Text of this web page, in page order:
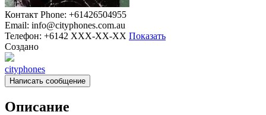
Контакт Phone: +61426504955
Email: info@cityphones.com.au
Телефон: +6142 XXX-XX-XX Показать
Создано
cityphones
Написать сообщение
Описание